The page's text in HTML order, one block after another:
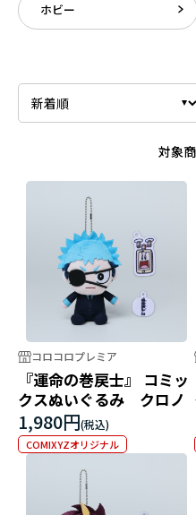
ホビー
対象
コロコロプレミア
『運命の巻戻士』 コミッ
クスぬいぐるみ クロノ
1,980円
COMIXYZオリジナル